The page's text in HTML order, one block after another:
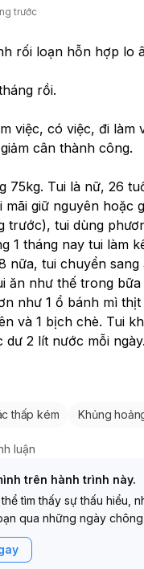
trước
rối loạn hỗn hợp lo
rồi.
việc, có việc, đi làm
cân thành công.
75kg. Tui là nữ, 26
giữ nguyên hoặc
trước), tui dùng
1 tháng nay tui làm
nữa, tui chuyển
ăn như thế trong
như 1 ổ bánh mì
và 1 bịch chè. Tui
dư 2 lít nước mỗi ngày.
thấp kém Khủng
luận
trên hành trình này.
tìm thấy sự thấu hiểu,
qua những ngày